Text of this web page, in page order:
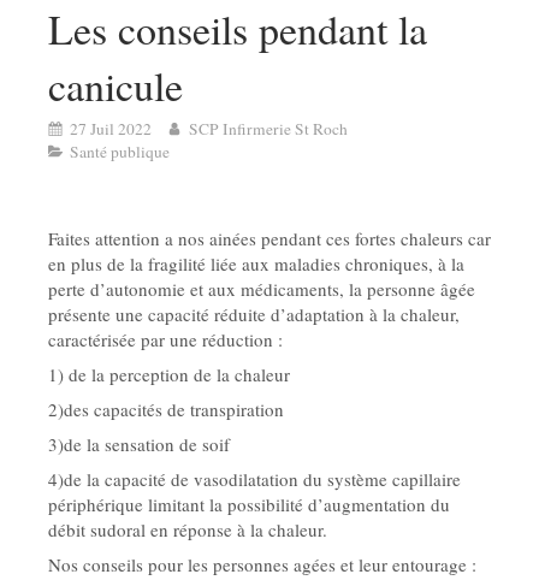
Les conseils pendant la
canicule
27 Juil 2022
SCP Infirmerie St Roch
Santé publique
Faites attention a nos ainées pendant ces fortes chaleurs car
en plus de la fragilité liée aux maladies chroniques, à la
perte d’autonomie et aux médicaments, la personne âgée
présente une capacité réduite d’adaptation à la chaleur,
caractérisée par une réduction :
1) de la perception de la chaleur
2)des capacités de transpiration
3)de la sensation de soif
4)de la capacité de vasodilatation du système capillaire
périphérique limitant la possibilité d’augmentation du
débit sudoral en réponse à la chaleur.
Nos conseils pour les personnes agées et leur entourage :